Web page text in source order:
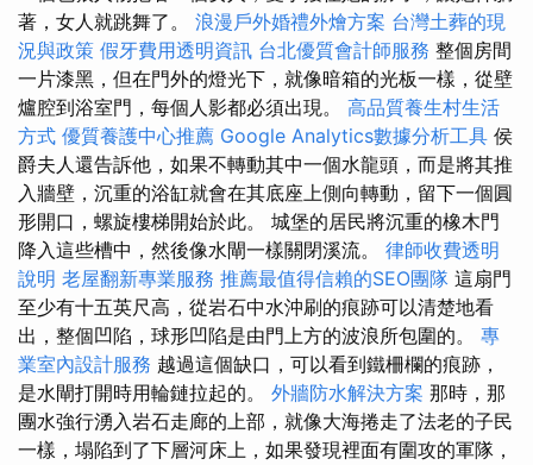
著，女人就跳舞了。 浪漫戶外婚禮外燴方案 台灣土葬的現
況與政策 假牙費用透明資訊 台北優質會計師服務 整個房間
一片漆黑，但在門外的燈光下，就像暗箱的光板一樣，從壁
爐腔到浴室門，每個人影都必須出現。 高品質養生村生活
方式 優質養護中心推薦 Google Analytics數據分析工具 侯
爵夫人還告訴他，如果不轉動其中一個水龍頭，而是將其推
入牆壁，沉重的浴缸就會在其底座上側向轉動，留下一個圓
形開口，螺旋樓梯開始於此。 城堡的居民將沉重的橡木門
降入這些槽中，然後像水閘一樣關閉溪流。 律師收費透明
說明 老屋翻新專業服務 推薦最值得信賴的SEO團隊 這扇門
至少有十五英尺高，從岩石中水沖刷的痕跡可以清楚地看
出，整個凹陷，球形凹陷是由門上方的波浪所包圍的。 專
業室內設計服務 越過這個缺口，可以看到鐵柵欄的痕跡，
是水閘打開時用輪鏈拉起的。 外牆防水解決方案 那時，那
團水強行湧入岩石走廊的上部，就像大海捲走了法老的子民
一樣，塌陷到了下層河床上，如果發現裡面有圍攻的軍隊，